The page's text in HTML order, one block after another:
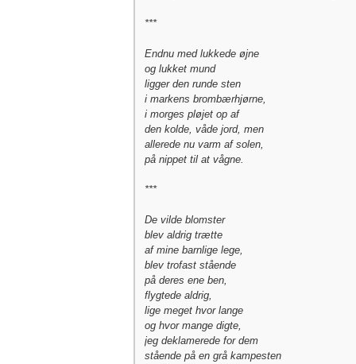
***
Endnu med lukkede øjne
og lukket mund
ligger den runde sten
i markens brombærhjørne,
i morges pløjet op af
den kolde, våde jord, men
allerede nu varm af solen,
på nippet til at vågne.
***
De vilde blomster
blev aldrig trætte
af mine barnlige lege,
blev trofast stående
på deres ene ben,
flygtede aldrig,
lige meget hvor lange
og hvor mange digte,
jeg deklamerede for dem
stående på en grå kampesten